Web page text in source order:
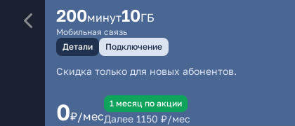
200минут10ГБ
Мобильная связь
Детали
Подключение
Скидка только для новых абонентов.
0₽/мес
1 месяц по акции
Далее 1150 ₽/мес